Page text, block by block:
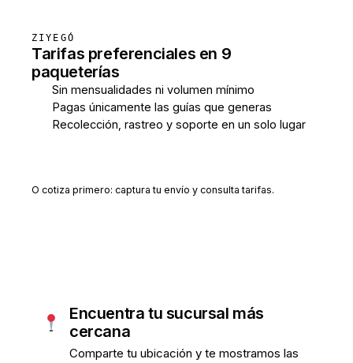
ZIYEGÓ
Tarifas preferenciales en 9
paqueterías
Sin mensualidades ni volumen mínimo
Pagas únicamente las guías que generas
Recolección, rastreo y soporte en un solo lugar
O cotiza primero: captura tu envío y consulta tarifas.
Encuentra tu sucursal más
cercana
Comparte tu ubicación y te mostramos las